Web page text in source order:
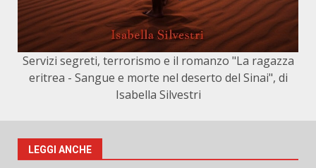
Servizi segreti, terrorismo e il romanzo "La ragazza
eritrea - Sangue e morte nel deserto del Sinai", di
Isabella Silvestri
LEGGI ANCHE